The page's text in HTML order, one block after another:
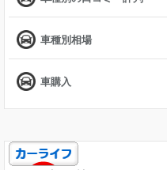
車種別相場
車購入